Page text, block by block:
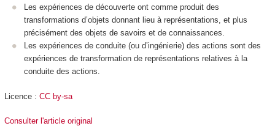
Les expériences de découverte ont comme produit des
transformations d’objets donnant lieu à représentations, et plus
précisément des objets de savoirs et de connaissances.
Les expériences de conduite (ou d’ingénierie) des actions sont des
expériences de transformation de représentations relatives à la
conduite des actions.
Licence : CC by-sa
Consulter l'article original